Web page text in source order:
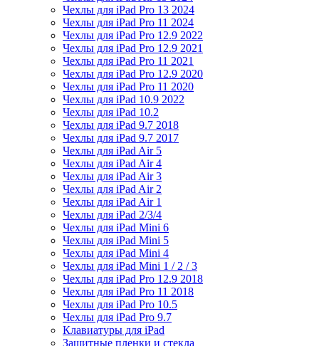
Чехлы для iPad Pro 13 2024
Чехлы для iPad Pro 11 2024
Чехлы для iPad Pro 12.9 2022
Чехлы для iPad Pro 12.9 2021
Чехлы для iPad Pro 11 2021
Чехлы для iPad Pro 12.9 2020
Чехлы для iPad Pro 11 2020
Чехлы для iPad 10.9 2022
Чехлы для iPad 10.2
Чехлы для iPad 9.7 2018
Чехлы для iPad 9.7 2017
Чехлы для iPad Air 5
Чехлы для iPad Air 4
Чехлы для iPad Air 3
Чехлы для iPad Air 2
Чехлы для iPad Air 1
Чехлы для iPad 2/3/4
Чехлы для iPad Mini 6
Чехлы для iPad Mini 5
Чехлы для iPad Mini 4
Чехлы для iPad Mini 1 / 2 / 3
Чехлы для iPad Pro 12.9 2018
Чехлы для iPad Pro 11 2018
Чехлы для iPad Pro 10.5
Чехлы для iPad Pro 9.7
Клавиатуры для iPad
Защитные пленки и стекла